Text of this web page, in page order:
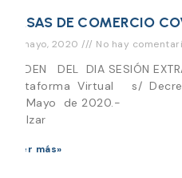
TASAS DE COMERCIO
13 mayo, 2020 No hay
ORDEN DEL DIA SESIÓN
Plataforma Virtual s/
de Mayo de 2020.-
de Izar
Leer más»